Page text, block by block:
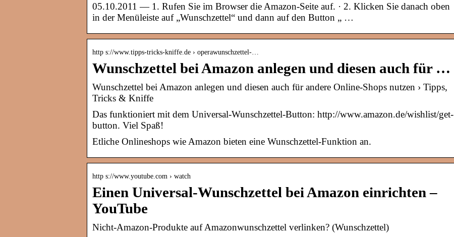
05.10.2011 — 1. Rufen Sie im Browser die Amazon-Seite auf. · 2. Klicken Sie danach oben
in der Menüleiste auf „Wunschzettel“ und dann auf den Button „ …
http s://www.tipps-tricks-kniffe.de › operawunschzettel-…
Wunschzettel bei Amazon anlegen und diesen auch für …
Wunschzettel bei Amazon anlegen und diesen auch für andere Online-Shops nutzen › Tipps,
Tricks & Kniffe
Das funktioniert mit dem Universal-Wunschzettel-Button: http://www.amazon.de/wishlist/get-
button. Viel Spaß!
Etliche Onlineshops wie Amazon bieten eine Wunschzettel-Funktion an.
http s://www.youtube.com › watch
Einen Universal-Wunschzettel bei Amazon einrichten –
YouTube
Nicht-Amazon-Produkte auf Amazonwunschzettel verlinken? (Wunschzettel)